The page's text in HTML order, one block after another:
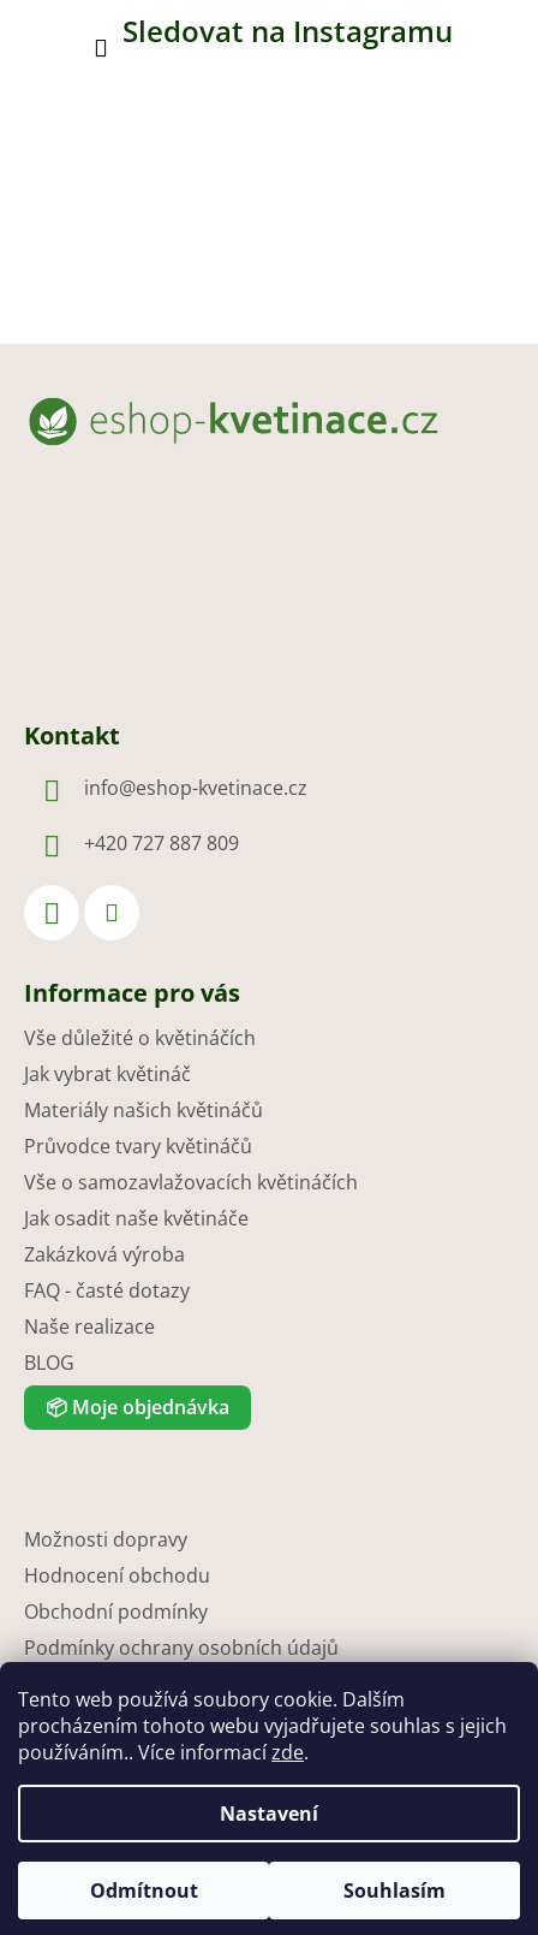
Tento web používá soubory cookie. Dalším
procházením tohoto webu vyjadřujete souhlas s jejich
používáním.. Více informacízde.
Nastavení
Odmítnout Souhlasím
Sledovat na Instagramu
Kontakt
info@eshop-kvetinace.cz
+420 727 887 809
Informace pro vás
Vše důležité o květináčích
Jak vybrat květináč
Materiály našich květináčů
Průvodce tvary květináčů
Vše o samozavlažovacích květináčích
Jak osadit naše květináče
Zakázková výroba
FAQ - časté dotazy
Naše realizace
BLOG
📦 Moje objednávka
Možnosti dopravy
Hodnocení obchodu
Obchodní podmínky
Podmínky ochrany osobních údajů
Partneři
Kontakty
Copyright 2026Eshop-květináče. Všechna práva vyhrazena.